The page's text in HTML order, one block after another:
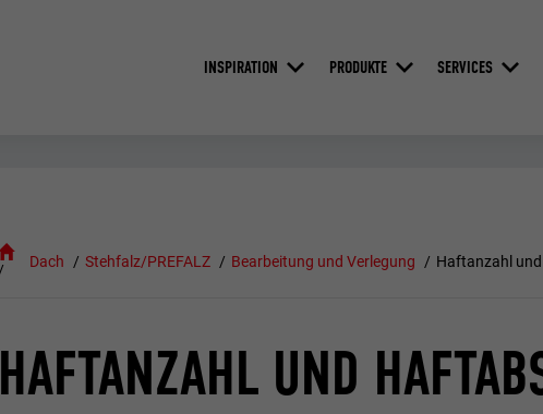
INSPIRATION PRODUKTE SERVICES
Dach Stehfalz/PREFALZ Bearbeitung und Verlegung Haftanzahl
HAFTANZAHL UND